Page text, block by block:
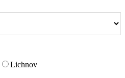
Lichnov